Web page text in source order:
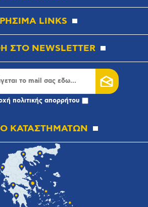
LINKS
ΣΤΟ NEWSLETTER
πολιτικής απορρήτου
ΚΑΤΑΣΤΗΜΑΤΩΝ